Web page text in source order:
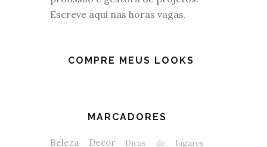
Escreve aqui nas horas vagas.
COMPRE MEUS LOOKS
MARCADORES
Beleza Decor Dicas de lugares